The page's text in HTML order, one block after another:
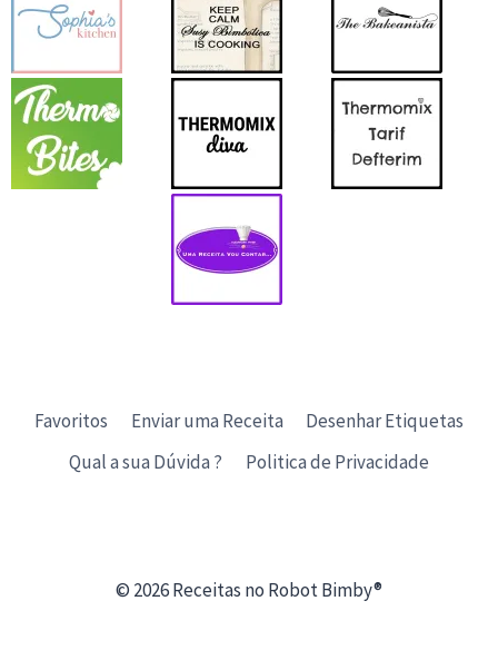
Favoritos Enviar uma Receita
Desenhar Etiquetas
Qual a sua Dúvida ?
Politica de Privacidade
© 2026 Receitas no Robot Bimby®